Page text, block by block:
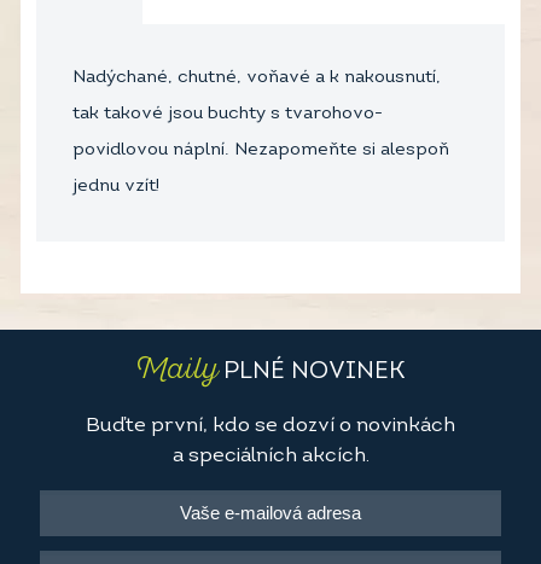
Nadýchané, chutné, voňavé a k nakousnutí,
tak takové jsou buchty s tvarohovo-
povidlovou náplní. Nezapomeňte si alespoň
jednu vzít!
MailyPLNÉ NOVINEK
Buďte první, kdo se dozví o novinkách
a speciálních akcích.